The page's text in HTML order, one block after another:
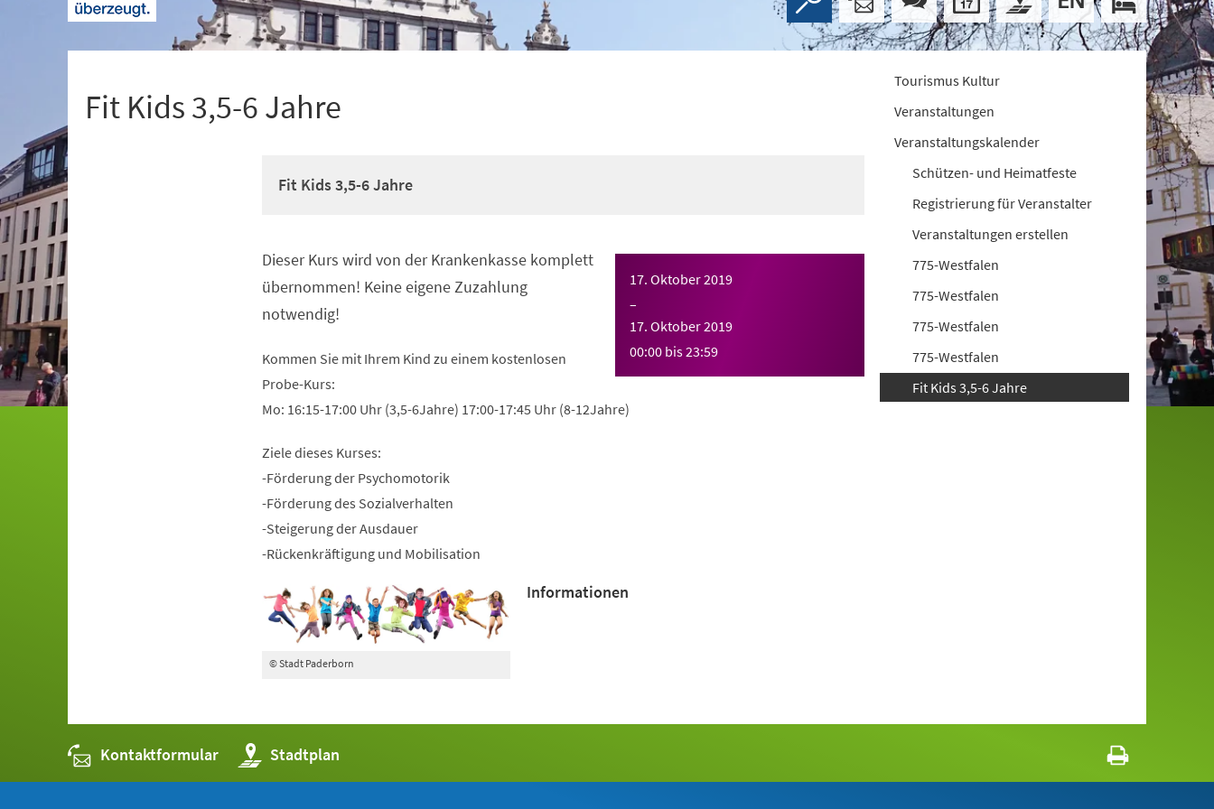
Fit Kids 3,5-6 Jahre
Fit Kids 3,5-6 Jahre
17. Oktober 2019
–
17. Oktober 2019
00:00 bis23:59
Dieser Kurs wird von der Krankenkasse komplett
übernommen! Keine eigene Zuzahlung
notwendig!
Kommen Sie mit Ihrem Kind zu einem kostenlosen
Probe-Kurs:
Mo: 16:15-17:00 Uhr (3,5-6Jahre) 17:00-17:45 Uhr (8-12Jahre)
Ziele dieses Kurses:
-Förderung der Psychomotorik
-Förderung des Sozialverhalten
-Steigerung der Ausdauer
-Rückenkräftigung und Mobilisation
© Stadt Paderborn
Informationen
Tourismus Kultur
Veranstaltungen
Veranstaltungskalender
Schützen- und Heimatfeste
Registrierung für Veranstalter
Veranstaltungen erstellen
775-Westfalen
775-Westfalen
775-Westfalen
775-Westfalen
Fit Kids 3,5-6 Jahre
Kontaktformular Stadtplan
(Öffnet
in
einem